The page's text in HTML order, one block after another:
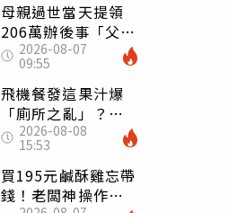
母親過世當天提領
206萬辦後事「父子
遭判刑」 律師：
搶錢先下手是罪
2026-08-07
09:55
飛機餐發這果汁爆
「廁所之亂」？乘
客崩潰：差點丟大
臉 醫揭3類人別亂
喝
2026-08-08
15:53
買195元鹹酥雞忘帶
錢！老闆神操作